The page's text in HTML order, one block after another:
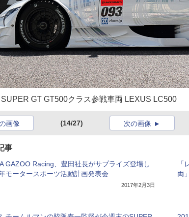
GT GT500クラス参戦車両 LEXUS LC500
画像 (14/27) 次の画像
事
GAZOO Racing、豊田社長がサプライズ登場し
モータースポーツ活動計画発表会
2017年2月3日
両